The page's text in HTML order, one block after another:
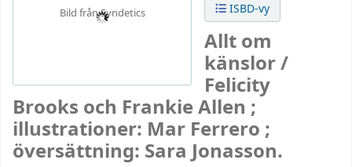
Bild från Syndetics
ISBD-vy
Allt om
känslor /
Felicity
Brooks och Frankie Allen ;
illustrationer: Mar Ferrero ;
översättning: Sara Jonasson.